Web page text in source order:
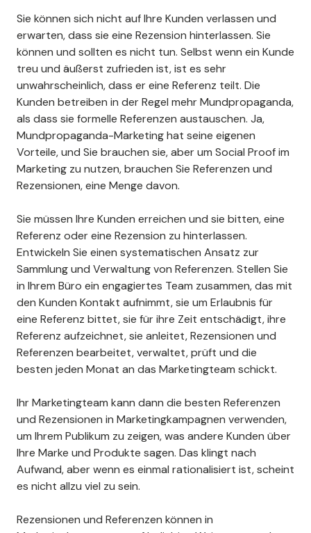
Sie können sich nicht auf Ihre Kunden verlassen und
erwarten, dass sie eine Rezension hinterlassen. Sie
können und sollten es nicht tun. Selbst wenn ein Kunde
treu und äußerst zufrieden ist, ist es sehr
unwahrscheinlich, dass er eine Referenz teilt. Die
Kunden betreiben in der Regel mehr Mundpropaganda,
als dass sie formelle Referenzen austauschen. Ja,
Mundpropaganda-Marketing hat seine eigenen
Vorteile, und Sie brauchen sie, aber um Social Proof im
Marketing zu nutzen, brauchen Sie Referenzen und
Rezensionen, eine Menge davon.
Sie müssen Ihre Kunden erreichen und sie bitten, eine
Referenz oder eine Rezension zu hinterlassen.
Entwickeln Sie einen systematischen Ansatz zur
Sammlung und Verwaltung von Referenzen. Stellen Sie
in Ihrem Büro ein engagiertes Team zusammen, das mit
den Kunden Kontakt aufnimmt, sie um Erlaubnis für
eine Referenz bittet, sie für ihre Zeit entschädigt, ihre
Referenz aufzeichnet, sie anleitet, Rezensionen und
Referenzen bearbeitet, verwaltet, prüft und die
besten jeden Monat an das Marketingteam schickt.
Ihr Marketingteam kann dann die besten Referenzen
und Rezensionen in Marketingkampagnen verwenden,
um Ihrem Publikum zu zeigen, was andere Kunden über
Ihre Marke und Produkte sagen. Das klingt nach
Aufwand, aber wenn es einmal rationalisiert ist, scheint
es nicht allzu viel zu sein.
Rezensionen und Referenzen können in